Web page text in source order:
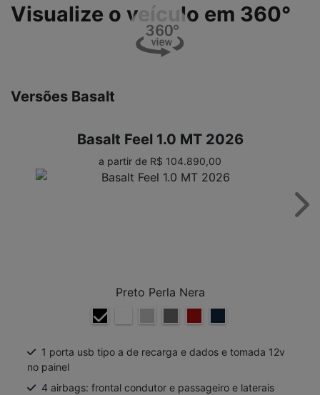
Visualize o veículo em 360°
Versões Basalt
Basalt Feel 1.0 MT 2026
a partir de R$ 104.890,00
Preto Perla Nera
1 porta usb tipo a de recarga e dados e tomada 12v
no painel
4 airbags: frontal condutor e passageiro e laterais